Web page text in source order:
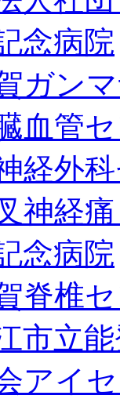
念病院
ガン
血管
経外
神経
念病院
脊椎
市立
アイ